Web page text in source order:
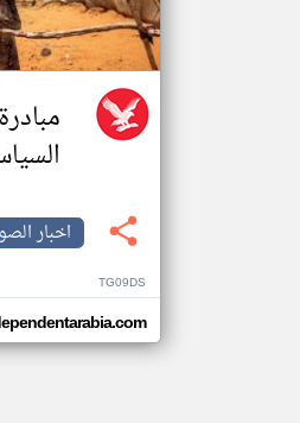
اخبار
TG09DS